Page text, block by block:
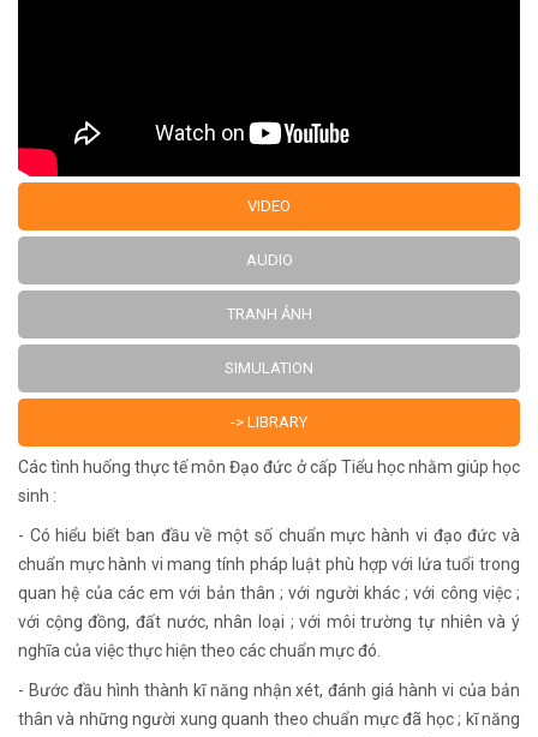
VIDEO
AUDIO
TRANH ẢNH
SIMULATION
-> LIBRARY
Các tình huống thực tế môn Đạo đức ở cấp Tiểu học nhằm giúp học
sinh :
- Có hiểu biết ban đầu về một số chuẩn mực hành vi đạo đức và
chuẩn mực hành vi mang tính pháp luật phù hợp với lứa tuổi trong
quan hệ của các em với bản thân ; với người khác ; với công việc ;
với cộng đồng, đất nước, nhân loại ; với môi trường tự nhiên và ý
nghĩa của việc thực hiện theo các chuẩn mực đó.
- Bước đầu hình thành kĩ năng nhận xét, đánh giá hành vi của bản
thân và những người xung quanh theo chuẩn mực đã học ; kĩ năng